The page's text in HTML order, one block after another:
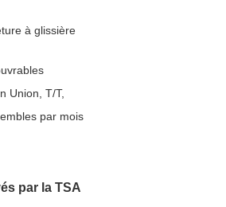
à glissière
Union, T/T,
par mois
par la TSA